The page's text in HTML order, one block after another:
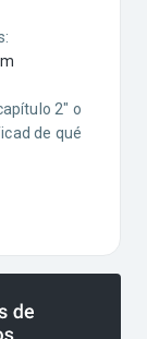
2" o
de qué